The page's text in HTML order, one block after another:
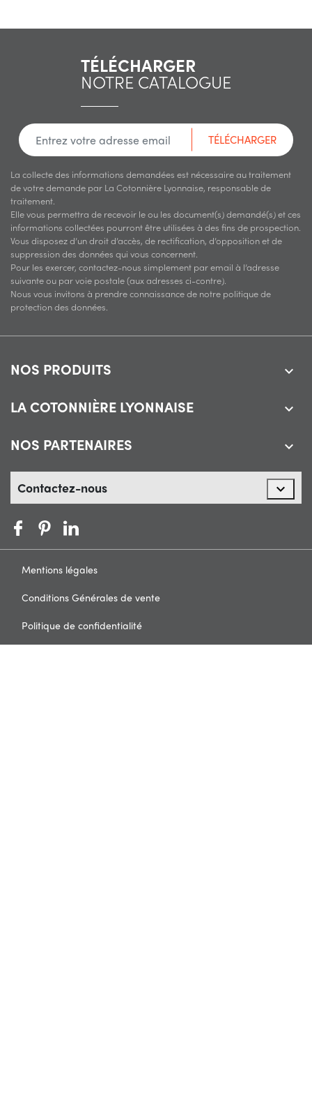
TÉLÉCHARGER
NOTRE CATALOGUE
TÉLÉCHARGER
La collecte des informations demandées est nécessaire au traitement
de votre demande par La Cotonnière Lyonnaise, responsable de
traitement.
Elle vous permettra de recevoir le ou les document(s) demandé(s) et ces
informations collectées pourront être utilisées à des fins de prospection.
Vous disposez d’un droit d’accès, de rectification, d’opposition et de
suppression des données qui vous concernent.
Pour les exercer, contactez-nous simplement par email à l’adresse
suivante ou par voie postale (aux adresses ci-contre).
Nous vous invitons à prendre connaissance de notre politique de
protection des données.
NOS PRODUITS 
LA COTONNIÈRE LYONNAISE 
NOS PARTENAIRES 
Contactez-nous 
Mentions légales
Conditions Générales de vente
Politique de confidentialité